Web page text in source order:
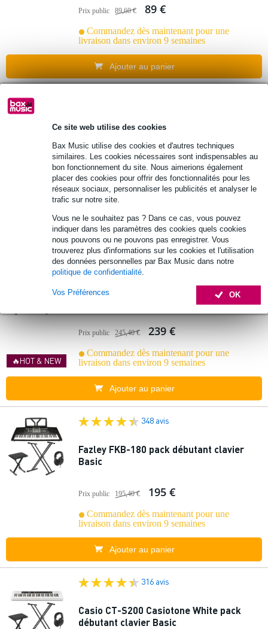
Ce site web utilise des cookies
Bax Music utilise des cookies et d'autres techniques
similaires. Les cookies nécessaires sont indispensables au
bon fonctionnement du site. Nous aimerions également
placer des cookies pour offrir des fonctionnalités pour les
réseaux sociaux, personnaliser les publicités et analyser le
trafic sur notre site.
Vous ne le souhaitez pas ? Dans ce cas, vous pouvez
indiquer dans les paramètres des cookies quels cookies
nous pouvons ou ne pouvons pas enregistrer. Vous
trouverez plus d'informations sur les cookies et l'utilisation
des données personnelles par Bax Music dans notre
politique de confidentialité
OK
Vos Préférences
Prix public 89,60 € 89 €
Commandez dès maintenant pour une
livraison dans environ 9 semaines
Ajouter au panier
Fazley FKB-050-P pack débutant clavier
Prix public 135,40 € 132 €
Commandez dès maintenant pour une
livraison dans environ 9 semaines
Ajouter au panier
🔥HOT & NEW
317 avis
Yamaha YPT-380 pack débutant clavier
Prix public 245,40 € 239 €
Commandez dès maintenant pour une
livraison dans environ 9 semaines
Ajouter au panier
348 avis
Fazley FKB-180 pack débutant clavier
Basic
Prix public 195,40 € 195 €
Commandez dès maintenant pour une
livraison dans environ 9 semaines
Ajouter au panier
316 avis
Casio CT-S200 Casiotone White pack
débutant clavier Basic